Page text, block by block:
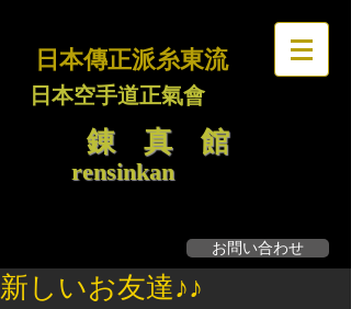
日本傳正派糸東流
日本空手道正氣會
錬 真 館
rensinkan
お問い合わせ
新しいお友達♪♪